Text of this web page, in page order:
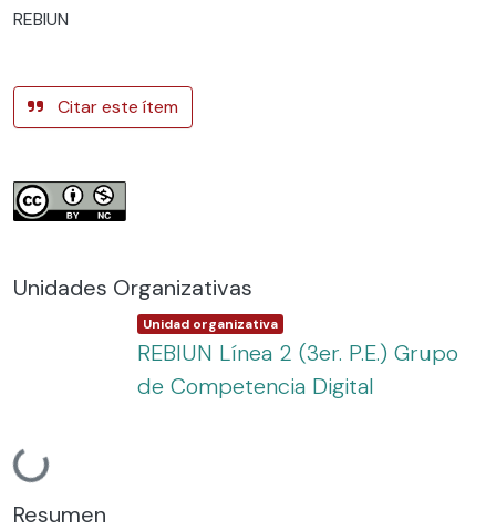
REBIUN
Citar este ítem
Unidades Organizativas
Cargando...
Item type:
Unidad organizativa ,
REBIUN Línea 2 (3er. P.E.) Grupo
de Competencia Digital
Resumen